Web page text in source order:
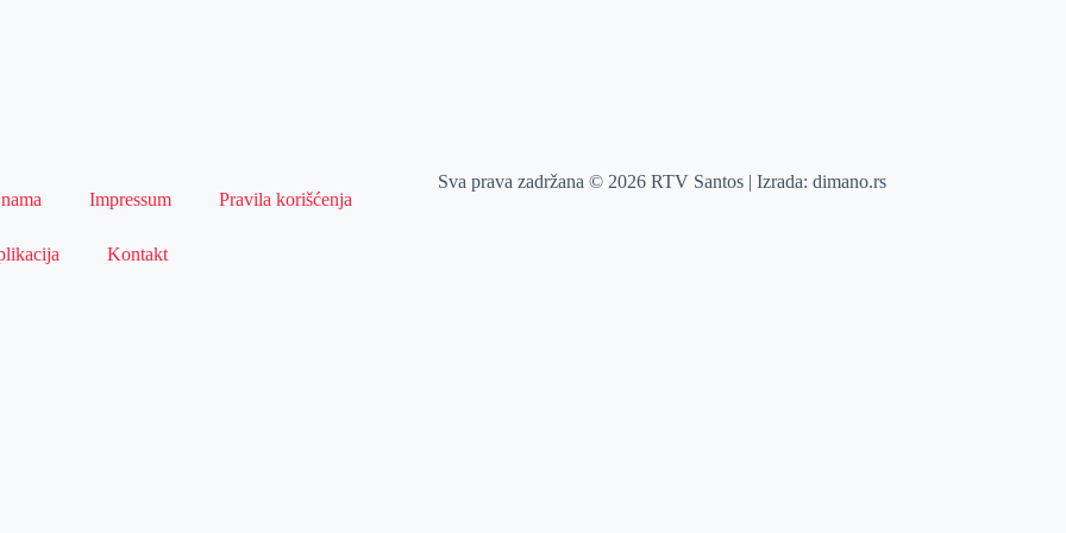
Impressum Pravila korišćenja
Kontakt
Sva prava zadržana © 2026 RTV Santos | Izrada:dimano.rs